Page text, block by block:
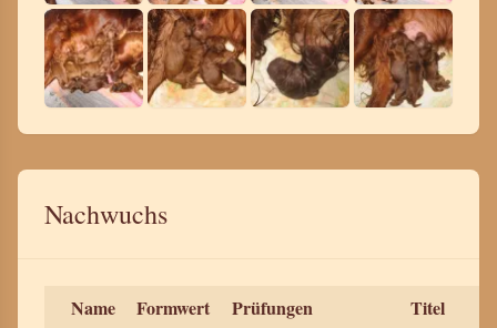
Nachwuchs
Name Formwert Prüfungen Titel